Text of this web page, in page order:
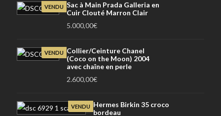
VENDU Sac à Main Prada Galleria en
Cuir Clouté Marron Clair
5.000,00€
VENDU
Collier/Ceinture Chanel
(Coco on the Moon) 2004
avec chaîne en perle
2.600,00€
VENDU
Hermes Birkin 35 croco
bordeau